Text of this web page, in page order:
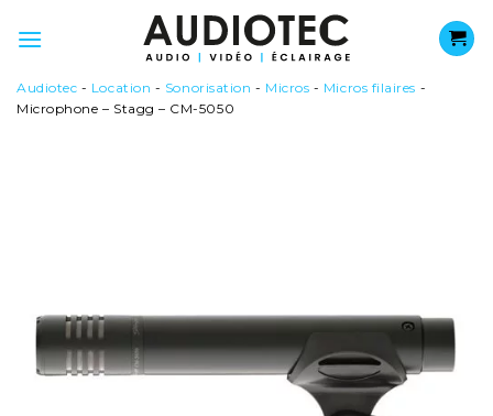
au
Audiotec - Location - Sonorisation - Micros - Micros filaires -
Microphone – Stagg – CM-5050